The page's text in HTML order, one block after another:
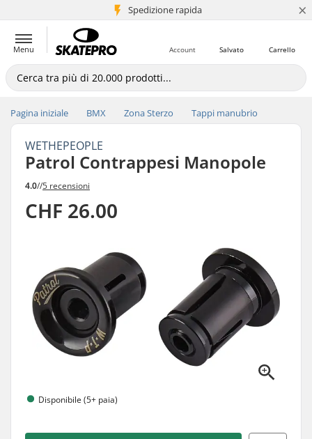
Spedizione rapida
+5 mln di clienti ×
Menu Carrello
Salvato
Account
Pagina iniziale BMX Zona Sterzo Tappi manubrio
WETHEPEOPLE
Patrol Contrappesi Manopole
4.0//5 recensioni
CHF 26.00
Disponibile (5+ paia)